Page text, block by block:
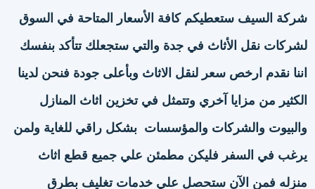
شركة السيف ستعطيكم كافة الأسعار المتاحة في السوق
لشركات نقل الأثاث في جدة والتي ستجعلك تتأكد بنفسك
اننا نقدم ارخص سعر لنقل الاثاث وبأعلى جودة فنحن لدينا
الكثير من مزايا آخري وتتمثل في تخزين اثاث المنازل
والبيوت والشركات والمؤسسات بشكل راقي للغاية ولمن
يرغب في السفر فليكن مطمئن علي جميع قطع اثاث
منزله فمن الآن ستحصل علي خدمات تغليف بطرق